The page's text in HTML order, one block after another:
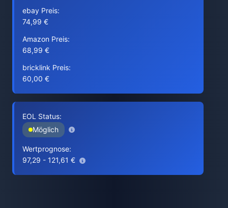
ebay Preis:
74,99 €
Amazon Preis:
68,99 €
bricklink Preis:
60,00 €
EOL Status:
Möglich
Wertprognose:
97,29 - 121,61 €